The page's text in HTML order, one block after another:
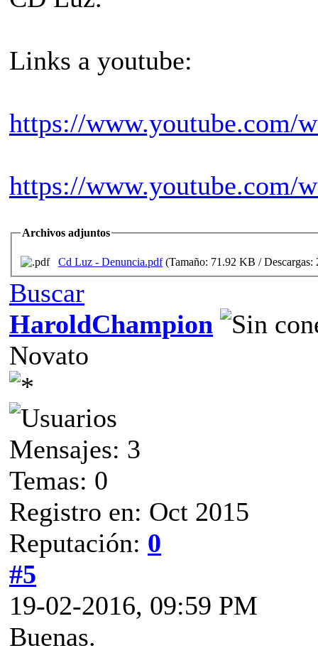
Links a youtube:
https://www.youtube.com/
https://www.youtube.com/
Archivos adjuntos
Cd Luz - Denuncia.pdf(Tamaño: 71.92 KB / Descargas:
Buscar
HaroldChampion
Novato
Mensajes: 3
Temas: 0
Registro en: Oct 2015
Reputación: 0
#5
19-02-2016, 09:59 PM
Buenas.